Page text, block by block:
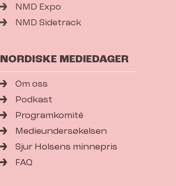
NMD Expo
NMD Sidetrack
NORDISKE MEDIEDAGER
Om oss
Podkast
Programkomité
Medieundersøkelsen
Sjur Holsens minnepris
FAQ